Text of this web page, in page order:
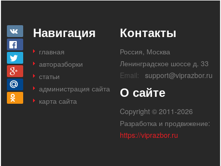
Навигация
главная
авторазборки
статьи
администрация сайта
карта сайта
Контакты
Россия, Москва
Ленинградское шоссе д. 33
Email:
support@viprazbor.ru
О сайте
Copyright © 2011-2026
Разработка и продвижение:
https://viprazbor.ru